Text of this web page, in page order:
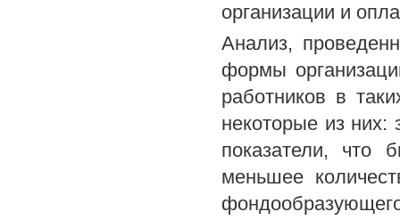
организации и
Анализ,
формы
работников в
некоторые из них:
показатели, что
меньшее
фондообразующего